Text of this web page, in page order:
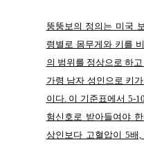
뚱뚱보의 정의는 미국
령별로 몸무게와 키를
의 범위를 정상으로 하
가령 남자 성인으로 키
이다. 이 기준표에서 5-
험신호로 받아들여야
상인보다 고혈압이 5배